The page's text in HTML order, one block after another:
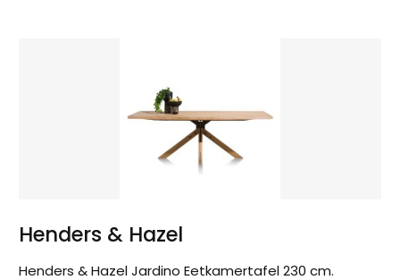
Henders & Hazel
Henders & Hazel Jardino Eetkamertafel 230 cm.